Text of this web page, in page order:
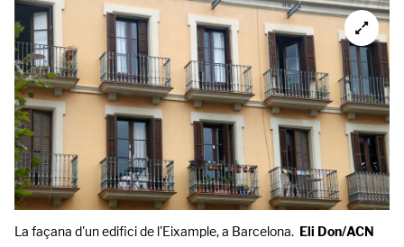
La façana d'un edifici de l'Eixample, a Barcelona. Eli Don/ACN